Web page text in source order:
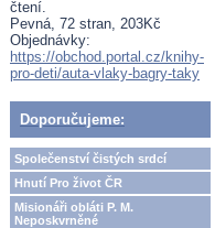
čtení.
Pevná, 72 stran, 203Kč
Objednávky:
https://obchod.portal.cz/knihy-
pro-deti/auta-vlaky-bagry-taky
Doporučujeme:
Společenství čistých srdcí
Hnutí Pro život ČR
Misionáři obláti P. M.
Neposkvrněné